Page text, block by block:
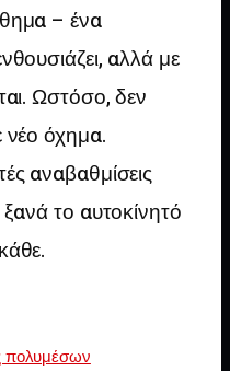
– ένα
αλλά με
Ωστόσο, δεν
νέο όχημα.
αναβαθμίσεις
το αυτοκίνητό
πολυμέσων